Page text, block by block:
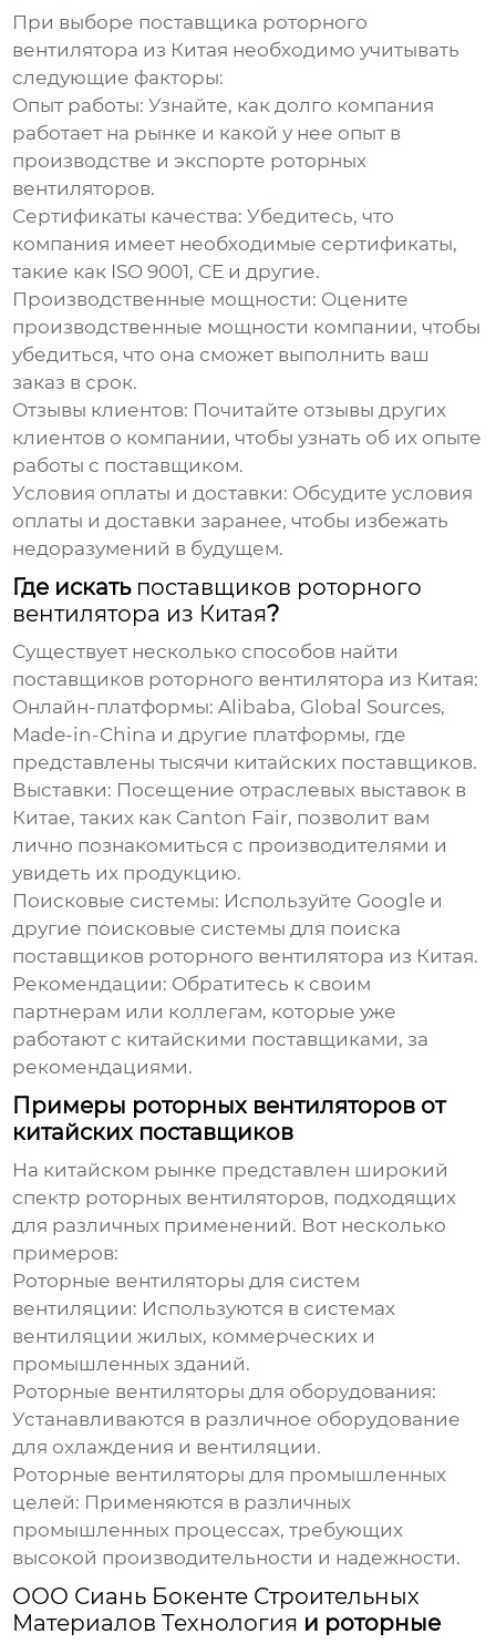
При выборе поставщика роторного
вентилятора из Китая необходимо учитывать
следующие факторы:
Опыт работы: Узнайте, как долго компания
работает на рынке и какой у нее опыт в
производстве и экспорте роторных
вентиляторов.
Сертификаты качества: Убедитесь, что
компания имеет необходимые сертификаты,
такие как ISO 9001, CE и другие.
Производственные мощности: Оцените
производственные мощности компании, чтобы
убедиться, что она сможет выполнить ваш
заказ в срок.
Отзывы клиентов: Почитайте отзывы других
клиентов о компании, чтобы узнать об их опыте
работы с поставщиком.
Условия оплаты и доставки: Обсудите условия
оплаты и доставки заранее, чтобы избежать
недоразумений в будущем.
Где искать поставщиков роторного
вентилятора из Китая?
Существует несколько способов найти
поставщиков роторного вентилятора из Китая:
Онлайн-платформы: Alibaba, Global Sources,
Made-in-China и другие платформы, где
представлены тысячи китайских поставщиков.
Выставки: Посещение отраслевых выставок в
Китае, таких как Canton Fair, позволит вам
лично познакомиться с производителями и
увидеть их продукцию.
Поисковые системы: Используйте Google и
другие поисковые системы для поиска
поставщиков роторного вентилятора из Китая.
Рекомендации: Обратитесь к своим
партнерам или коллегам, которые уже
работают с китайскими поставщиками, за
рекомендациями.
Примеры роторных вентиляторов от
китайских поставщиков
На китайском рынке представлен широкий
спектр роторных вентиляторов, подходящих
для различных применений. Вот несколько
примеров:
Роторные вентиляторы для систем
вентиляции: Используются в системах
вентиляции жилых, коммерческих и
промышленных зданий.
Роторные вентиляторы для оборудования:
Устанавливаются в различное оборудование
для охлаждения и вентиляции.
Роторные вентиляторы для промышленных
целей: Применяются в различных
промышленных процессах, требующих
высокой производительности и надежности.
ООО Сиань Бокенте Строительных
Материалов Технология и роторные